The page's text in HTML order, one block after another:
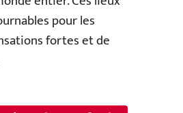
pour les
fortes et de